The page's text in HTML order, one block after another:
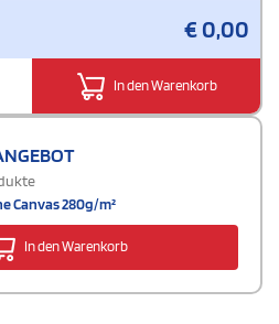
€0,00
In den Warenkorb
Canvas 280g/m²
In den Warenkorb